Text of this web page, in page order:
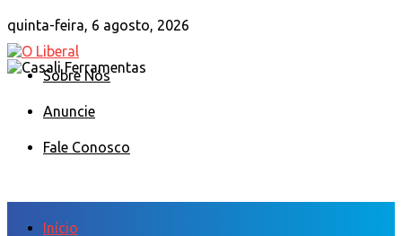
quinta-feira, 6 agosto, 2026
Sobre Nós
Anuncie
Fale Conosco
Início